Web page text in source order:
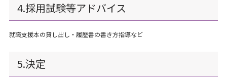
4.採用試験等アドバイス
就職支援本の貸し出し・履歴書の書き方指導など
5.決定